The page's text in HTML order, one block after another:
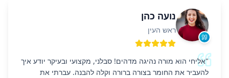
נועה כהן
ראש העין
"אליחי הוא מורה נהיגה מדהים! סבלני, מקצועי ובעיקר יודע איך
להעביר את החומר בצורה ברורה וקלה להבנה. עברתי את